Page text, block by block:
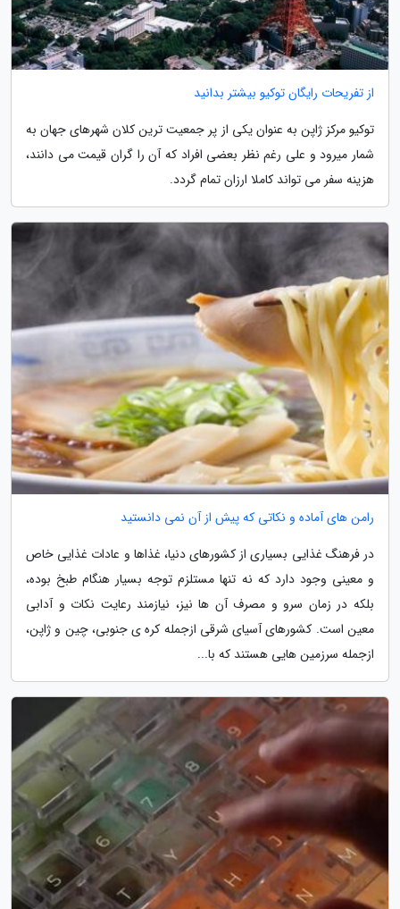
از تفریحات رایگان توکیو بیشتر بدانید
توکیو مرکز ژاپن به عنوان یکی از پر جمعیت ترین کلان شهرهای جهان به
شمار میرود و علی رغم نظر بعضی افراد که آن را گران قیمت می دانند،
هزینه سفر می تواند کاملا ارزان تمام گردد.
رامن های آماده و نکاتی که پیش از آن نمی دانستید
در فرهنگ غذایی بسیاری از کشورهای دنیا، غذاها و عادات غذایی خاص
و معینی وجود دارد که نه تنها مستلزم توجه بسیار هنگام طبخ بوده،
بلکه در زمان سرو و مصرف آن ها نیز، نیازمند رعایت نکات و آدابی
معین است. کشورهای آسیای شرقی ازجمله کره ی جنوبی، چین و ژاپن،
ازجمله سرزمین هایی هستند که با...